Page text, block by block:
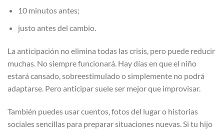
10 minutos antes;
justo antes del cambio.
La anticipación no elimina todas las crisis, pero puede reducir
muchas. No siempre funcionará. Hay días en que el niño
estará cansado, sobreestimulado o simplemente no podrá
adaptarse. Pero anticipar suele ser mejor que improvisar.
También puedes usar cuentos, fotos del lugar o historias
sociales sencillas para preparar situaciones nuevas. Si tu hijo